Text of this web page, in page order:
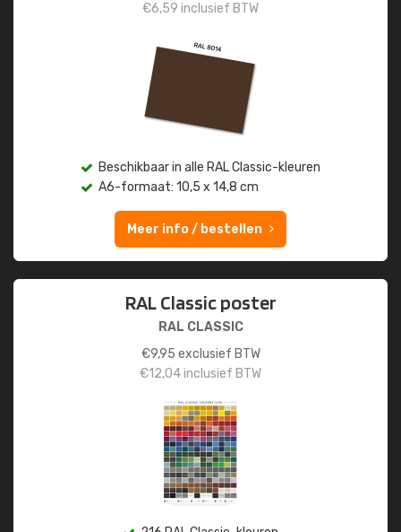
€6,59 inclusief BTW
Beschikbaar in alle RAL Classic-kleuren
A6-formaat: 10,5 x 14,8 cm
Meer info / bestellen
RAL Classic poster
RAL CLASSIC
€9,95 exclusief BTW
€12,04inclusief BTW